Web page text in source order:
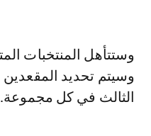
وستتأهل المنتخبات
وسيتم تحديد
الثالث في كل مجموعة.